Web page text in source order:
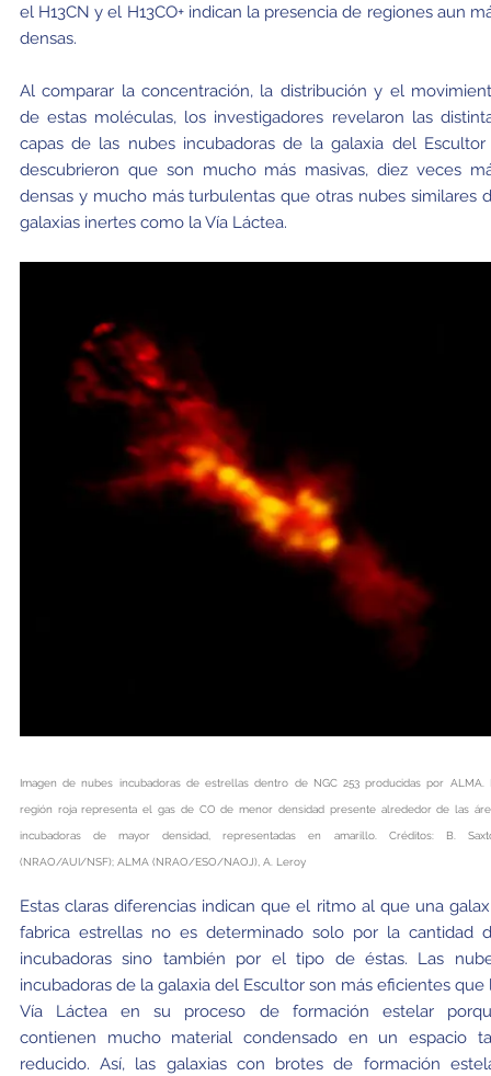
el H13CN y el H13CO+ indican la presencia de regiones aun
densas.
Al comparar la concentración, la distribución y el
de estas moléculas, los investigadores revelaron las
capas de las nubes incubadoras de la galaxia del Escultor
descubrieron que son mucho más masivas, diez veces
densas y mucho más turbulentas que otras nubes similares
galaxias inertes como la Vía Láctea.
Imagen de nubes incubadoras de estrellas dentro de NGC 253 producidas por ALMA.
región roja representa el gas de CO de menor densidad presente alrededor de las
incubadoras de mayor densidad, representadas en amarillo. Créditos: B.
(NRAO/AUI/NSF); ALMA (NRAO/ESO/NAOJ), A. Leroy
Estas claras diferencias indican que el ritmo al que una
fabrica estrellas no es determinado solo por la cantidad
incubadoras sino también por el tipo de éstas. Las
incubadoras de la galaxia del Escultor son más eficientes que
Vía Láctea en su proceso de formación estelar
contienen mucho material condensado en un espacio
reducido. Así, las galaxias con brotes de formación